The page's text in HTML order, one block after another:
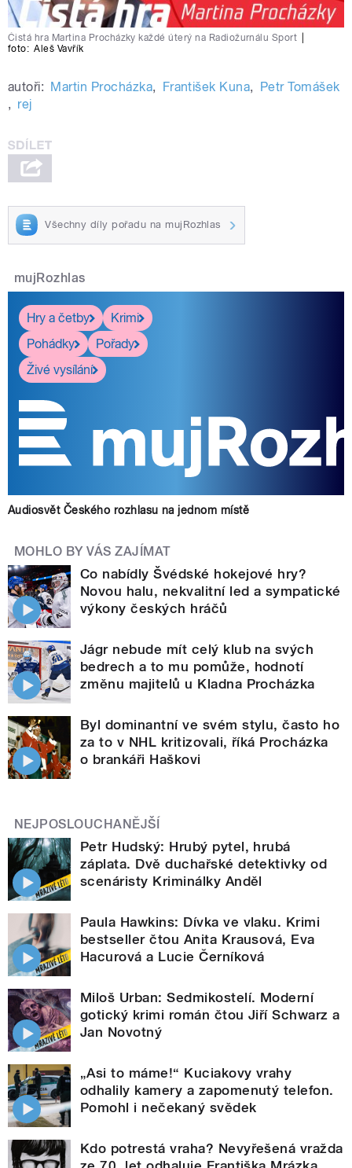
Čistá hra Martina Procházky každé úterý na Radiožurnálu Sport
foto: Aleš Vavřík
autoři: Martin Procházka, František Kuna, Petr Tomášek
, rej
Všechny díly pořadu na mujRozhlas
mujRozhlas
Hry a četby
Krimi
Pohádky
Pořady
Živé vysílání
Audiosvět Českého rozhlasu na jednom místě
MOHLO BY VÁS ZAJÍMAT
Co nabídly Švédské hokejové hry?
Novou halu, nekvalitní led a sympatické
výkony českých hráčů
Jágr nebude mít celý klub na svých
bedrech a to mu pomůže, hodnotí
změnu majitelů u Kladna Procházka
Byl dominantní ve svém stylu, často ho
za to v NHL kritizovali, říká Procházka
o brankáři Haškovi
NEJPOSLOUCHANĚJŠÍ
Petr Hudský: Hrubý pytel, hrubá
záplata. Dvě duchařské detektivky od
scenáristy Kriminálky Anděl
Paula Hawkins: Dívka ve vlaku. Krimi
bestseller čtou Anita Krausová, Eva
Hacurová a Lucie Černíková
Miloš Urban: Sedmikostelí. Moderní
gotický krimi román čtou Jiří Schwarz a
Jan Novotný
„Asi to máme!“ Kuciakovy vrahy
odhalily kamery a zapomenutý telefon.
Pomohl i nečekaný svědek
Kdo potrestá vraha? Nevyřešená vražda